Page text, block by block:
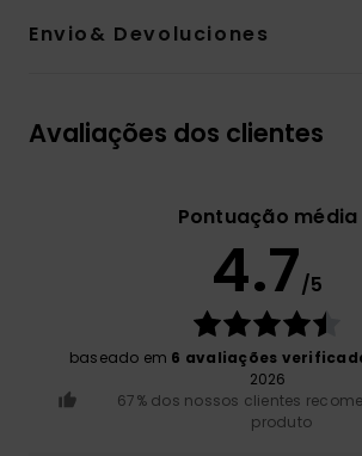
Envio& Devoluciones
Avaliações dos clientes
Pontuação média
4.7/5
baseado em 6 avaliações
2026
67% dos nossos clientes
produto